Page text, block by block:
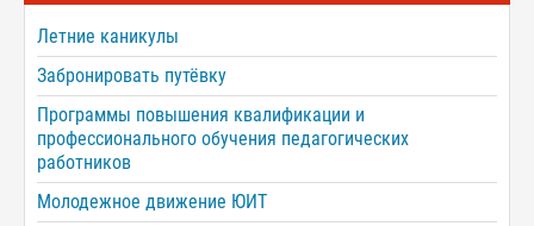
Летние каникулы
Забронировать путёвку
Программы повышения квалификации и
профессионального обучения педагогических
работников
Молодежное движение ЮИТ